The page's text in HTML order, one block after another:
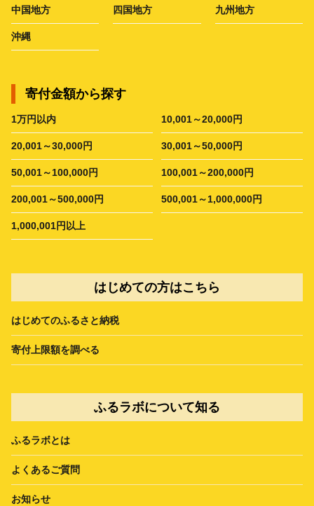
中国地方 四国地方 九州地方
沖縄
寄付金額から探す
1万円以内 10,001～20,000円
20,001～30,000円 30,001～50,000円
50,001～100,000円 100,001～200,000円
200,001～500,000円 500,001～1,000,000円
1,000,001円以上
はじめての方はこちら
はじめてのふるさと納税
寄付上限額を調べる
ふるラボについて知る
ふるラボとは
よくあるご質問
お知らせ